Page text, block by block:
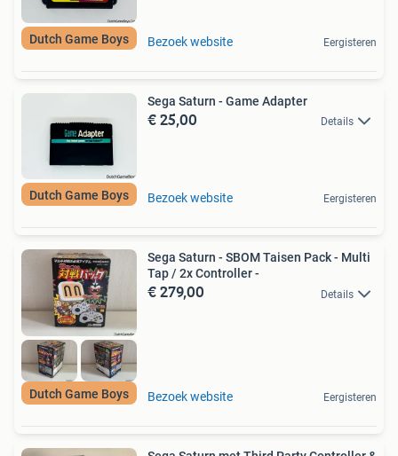
Dutch Game Boys Bezoek website Eergisteren
Dutch Game Boys
Sega Saturn - Game Adapter
€ 25,00 Details
Bezoek website Eergisteren
Dutch Game Boys
Sega Saturn - SBOM Taisen Pack - Multi
Tap / 2x Controller -
€ 279,00 Details
Bezoek website Eergisteren